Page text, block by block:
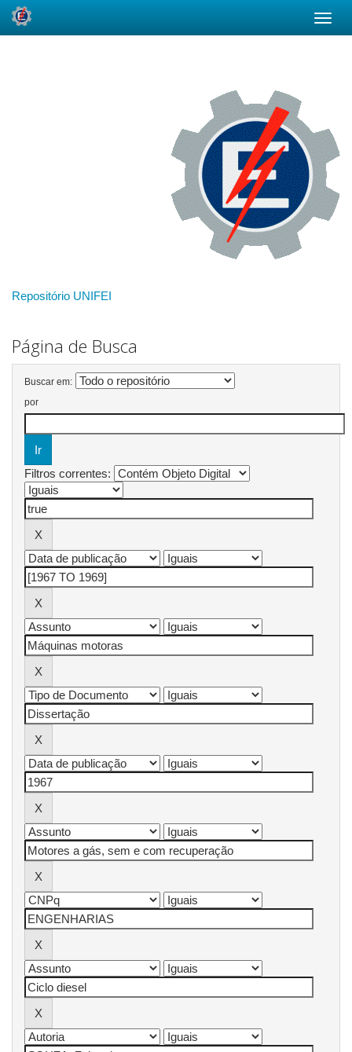
Repositório UNIFEI
Página de Busca
Buscar em:
por
Filtros correntes: